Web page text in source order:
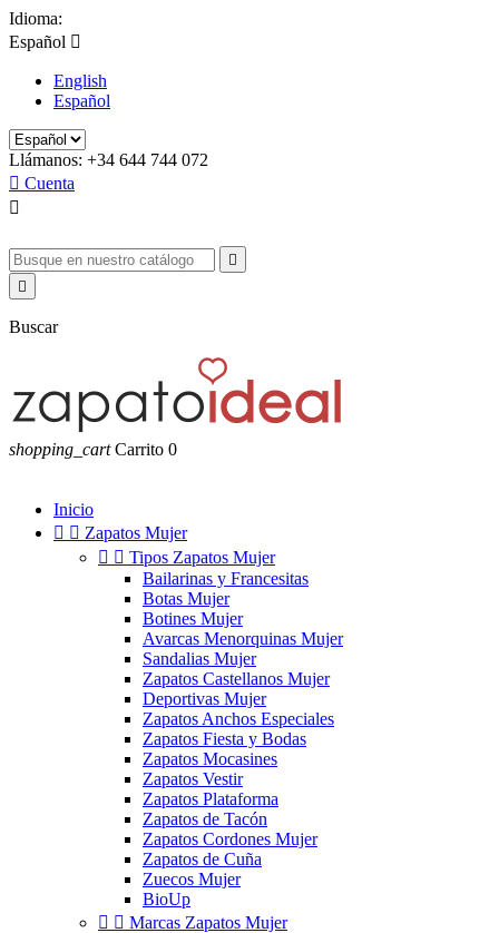
Idioma:
Español 
English
Español
Llámanos: +34 644 744 072
 Cuenta



Buscar
shopping_cart Carrito 0
Inicio
  Zapatos Mujer
  Tipos Zapatos Mujer
Bailarinas y Francesitas
Botas Mujer
Botines Mujer
Avarcas Menorquinas Mujer
Sandalias Mujer
Zapatos Castellanos Mujer
Deportivas Mujer
Zapatos Anchos Especiales
Zapatos Fiesta y Bodas
Zapatos Mocasines
Zapatos Vestir
Zapatos Plataforma
Zapatos de Tacón
Zapatos Cordones Mujer
Zapatos de Cuña
Zuecos Mujer
BioUp
  Marcas Zapatos Mujer